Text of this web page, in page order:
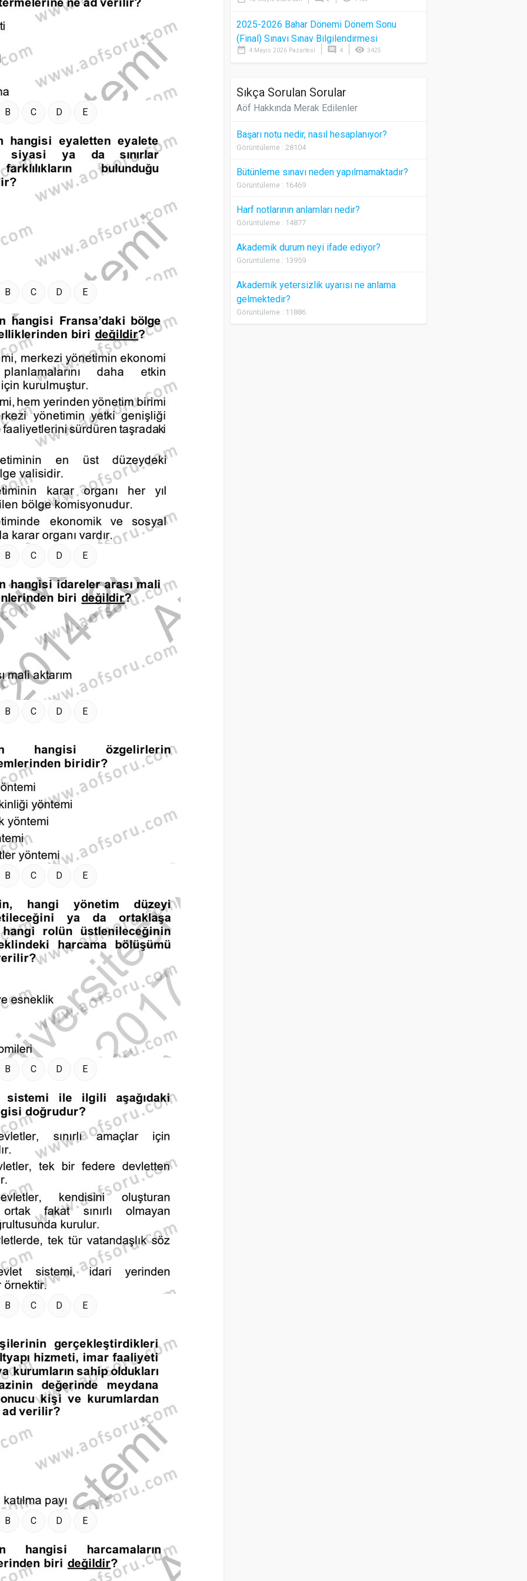
B C D E
B C D E
B C D E
B C D E
B C D E
B C D E
B C D E
B C D E
2025-2026 Bahar Dönemi Dönem Sonu
(Final) Sınavı Sınav Bilgilendirmesi
date_range 4 Mayıs 2026 Pazartesi comment 4 visibility 3425
Sıkça Sorulan Sorular
Aöf Hakkında Merak Edilenler
Başarı notu nedir, nasıl hesaplanıyor?
Görüntüleme : 28104
Bütünleme sınavı neden yapılmamaktadır?
Görüntüleme : 16469
Harf notlarının anlamları nedir?
Görüntüleme : 14877
Akademik durum neyi ifade ediyor?
Görüntüleme : 13959
Akademik yetersizlik uyarısı ne anlama
gelmektedir?
Görüntüleme : 11886